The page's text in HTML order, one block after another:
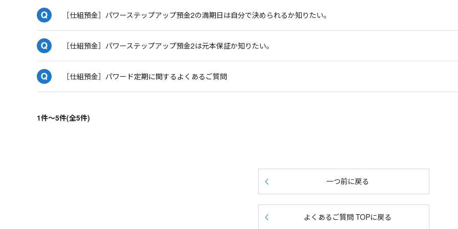
［仕組預金］パワーステップアップ預金2の満期日は自分で決められるか知りたい。
［仕組預金］パワーステップアップ預金2は元本保証か知りたい。
［仕組預金］パワード定期に関するよくあるご質問
1件～5件(全5件)
一つ前に戻る
よくあるご質問 TOPに戻る